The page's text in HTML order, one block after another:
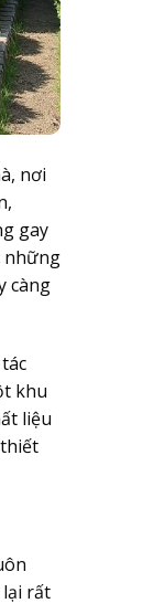
nơi
gay
những
càng
khu
liệu
lại rất